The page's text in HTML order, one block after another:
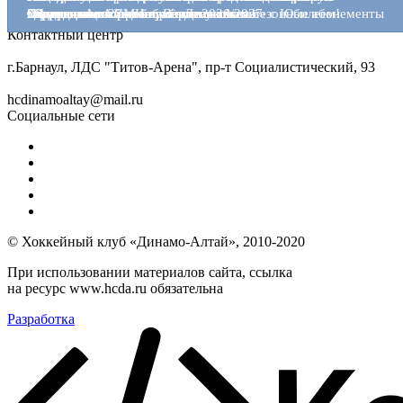
Поздравляем хоккейную школу «Алтай» с Юбилеем!
Объявляем о старте приёма заявок на сезонные абонементы
Страницы истории алтайского хоккея
«Динамо-Алтай»
защитником Алексеем Варенником
защитником
Аккредитация СМИ на сезон 2026/2027
«Олимпии»
Официально: 22 декабря - День хоккея
Страницы истории алтайского хоккея
Официальный интернет-портал правовой информации
Контактный центр 8 (3852) 50-69-68
г.Барнаул, ЛДС "Титов-Арена", пр-т Социалистический, 93
hcdinamoaltay@mail.ru
Социальные сети
© Хоккейный клуб «Динамо-Алтай», 2010-2020
При использовании материалов сайта, ссылка
на ресурс www.hcda.ru обязательна
Разработка